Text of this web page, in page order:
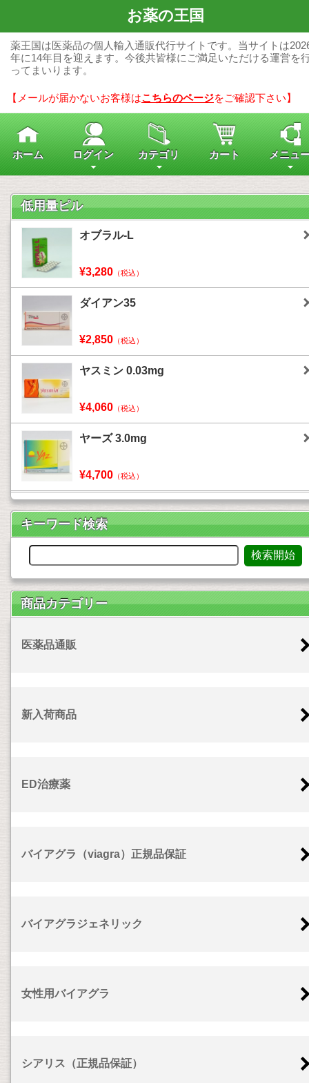
お薬の王国
薬王国は医薬品の個人輸入通販代行サイトです。当サイトは
年に14年目を迎えます。今後共皆様にご満足いただける運営を
ってまいります。
【メールが届かないお客様はこちらのページをご確認下さい】
ホーム ログイン カテゴリ カート メニュ
低用量ピル
オブラル-L
¥3,280 （税込）
ダイアン35
¥2,850 （税込）
ヤスミン 0.03mg
¥4,060 （税込）
ヤーズ 3.0mg
¥4,700 （税込）
キーワード検索
商品カテゴリー
医薬品通販
新入荷商品
ED治療薬
バイアグラ（viagra）正規品保証
バイアグラジェネリック
女性用バイアグラ
シアリス（正規品保証）